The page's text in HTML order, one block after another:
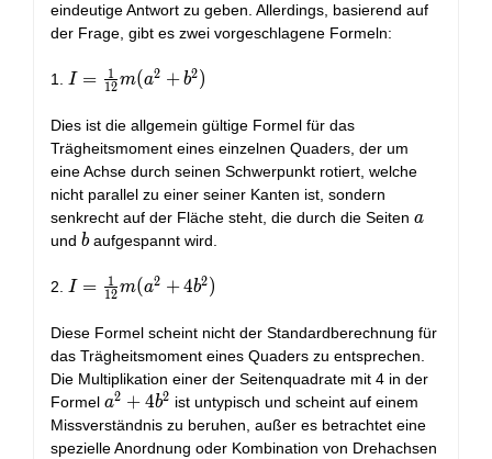
eindeutige Antwort zu geben. Allerdings, basierend auf
der Frage, gibt es zwei vorgeschlagene Formeln:
1. I =
{12} m
(a^2 +
b^2)
I = 12
1 m(a2 + b2 )
Dies ist die allgemein gültige Formel für das
Trägheitsmoment eines einzelnen Quaders, der um
eine Achse durch seinen Schwerpunkt rotiert, welche
nicht parallel zu einer seiner Kanten ist, sondern
senkrecht auf der Fläche steht, die durch die Seiten a
a
und b
baufgespannt wird.
2. I =
{12} m
(a^2 +
4b^2)
I = 12
1 m(a2 +4b2 )
Diese Formel scheint nicht der Standardberechnung für
das Trägheitsmoment eines Quaders zu entsprechen.
Die Multiplikation einer der Seitenquadrate mit 4 in der
Formel a^2
+
4b^2
a2 + 4b2 ist untypisch und scheint auf einem
Missverständnis zu beruhen, außer es betrachtet eine
spezielle Anordnung oder Kombination von Drehachsen